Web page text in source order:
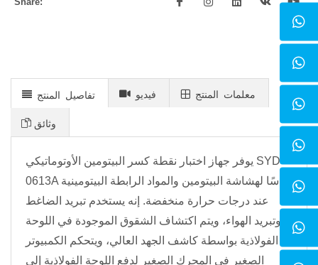
تفاصيل المنتج فيديو معلمات المنتج
وثائق
يوفر جهاز اختبار نقطة كسر البيتومين الأوتوماتيكي SYD-
0613A قياسًا لهشاشة البيتومين والمواد الرابطة البيتومينية
عند درجات حرارة منخفضة. إنه يستخدم تبريد الضاغط
وتبريد الهواء، ويتم اكتشاف الشقوق الموجودة في اللوحة
الفولاذية بواسطة كاشف الجهد العالي، ويتحكم الكمبيوتر
الصغير في المحرك الصغير لدفع اللوحة الفولاذية إلى